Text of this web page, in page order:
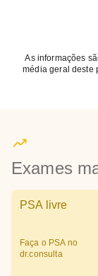
As informações
média geral deste
Exames
PSA livre
Faça o PSA no
dr.consulta